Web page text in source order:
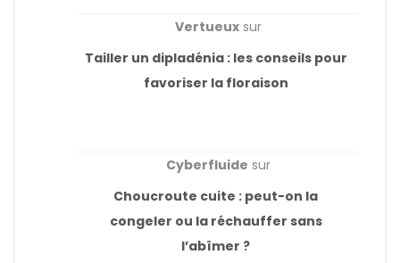
Vertueuxsur
Tailler un dipladénia : les conseils pour
favoriser la floraison
Cyberfluide sur
Choucroute cuite : peut-on la
congeler ou la réchauffer sans
l’abîmer ?